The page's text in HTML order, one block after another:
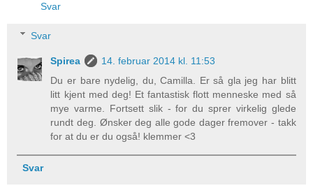
Svar
Svar
Spirea
14. februar 2014 kl. 11:53
Du er bare nydelig, du, Camilla. Er så gla jeg har blitt
litt kjent med deg! Et fantastisk flott menneske med så
mye varme. Fortsett slik - for du sprer virkelig glede
rundt deg. Ønsker deg alle gode dager fremover - takk
for at du er du også! klemmer <3
Svar